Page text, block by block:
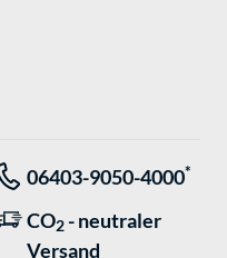
06403-9050-4000*
CO2 - neutraler
Versand